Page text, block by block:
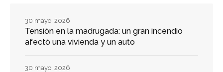
Tensión en la madrugada: un gran incendio
afectó una vivienda y un auto
30 mayo, 2026
30 mayo, 2026